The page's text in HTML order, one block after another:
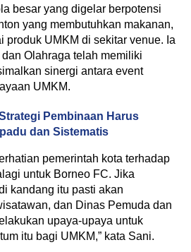
besar yang digelar berpotensi
yang membutuhkan makanan,
produk UMKM di sekitar venue. Ia
Olahraga telah memiliki
sinergi antara event
UMKM.
Pembinaan Harus
dan Sistematis
pemerintah kota terhadap
untuk Borneo FC. Jika
kandang itu pasti akan
dan Dinas Pemuda dan
upaya-upaya untuk
itu bagi UMKM,” kata Sani.